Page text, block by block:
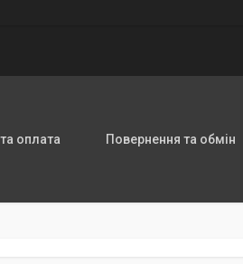
оплата Повернення та обмін